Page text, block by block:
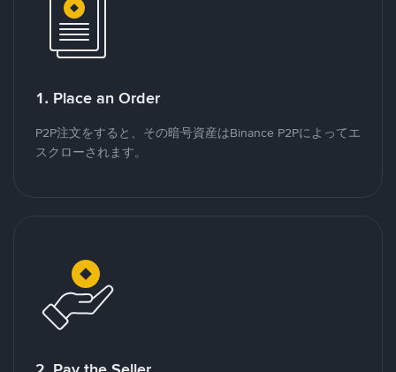
1. Place an Order
P2P注文をすると、その暗号資産はBinance P2Pによってエ
スクローされます。